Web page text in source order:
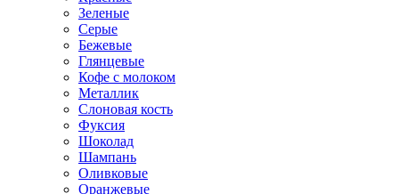
Зеленые
Серые
Бежевые
Глянцевые
Кофе с молоком
Металлик
Слоновая кость
Фуксия
Шоколад
Шампань
Оливковые
Оранжевые